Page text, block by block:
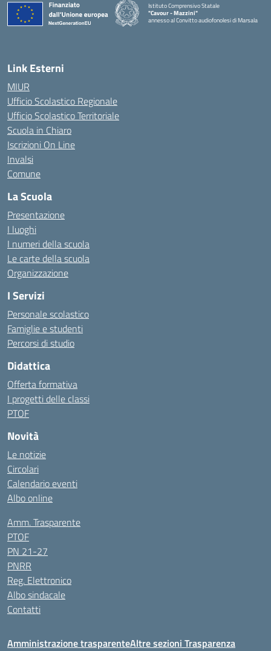
Istituto Comprensivo Statale
"Cavour - Mazzini"
annesso al Convitto audiofonolesi di Marsala
Link Esterni
MIUR
Ufficio Scolastico Regionale
Ufficio Scolastico Territoriale
Scuola in Chiaro
Iscrizioni On Line
Invalsi
Comune
La Scuola
Presentazione
I luoghi
I numeri della scuola
Le carte della scuola
Organizzazione
I Servizi
Personale scolastico
Famiglie e studenti
Percorsi di studio
Didattica
Offerta formativa
I progetti delle classi
PTOF
Novità
Le notizie
Circolari
Calendario eventi
Albo online
Amm. Trasparente
PTOF
PN 21-27
PNRR
Reg. Elettronico
Albo sindacale
Contatti
Amministrazione trasparenteAltre sezioni Trasparenza